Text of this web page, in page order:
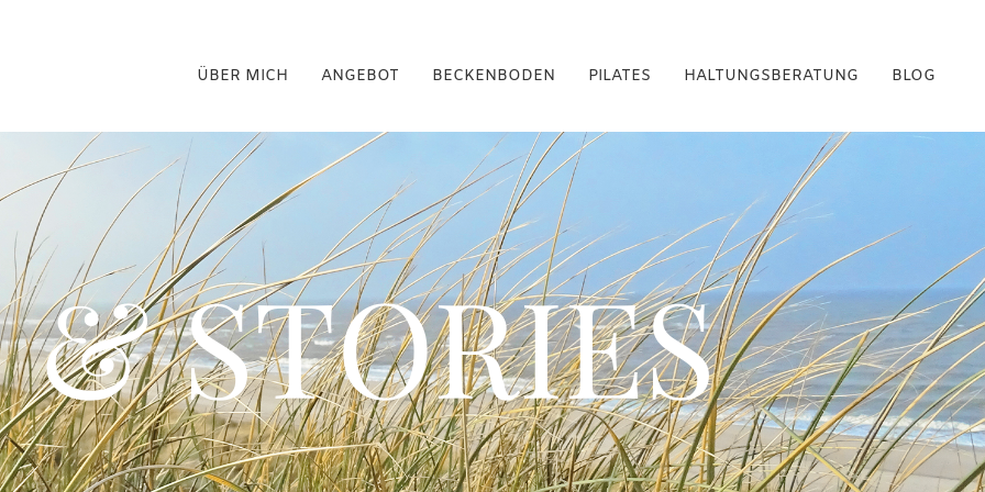
ÜBER MICH ANGEBOT BECKENBODEN PILATES HALTUNGSBERATUNG BLOG
& STORIES